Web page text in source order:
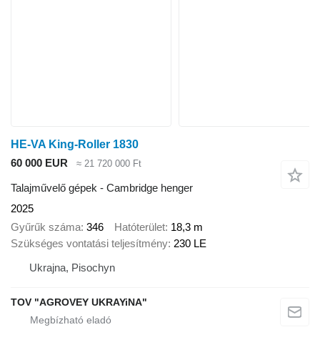
HE-VA King-Roller 1830
60 000 EUR
≈ 21 720 000 Ft
Talajművelő gépek - Cambridge henger
2025
Gyűrűk száma 346 Hatóterület 18,3 m
Szükséges vontatási teljesítmény 230 LE
Ukrajna, Pisochyn
TOV "AGROVEY UKRAYiNA"